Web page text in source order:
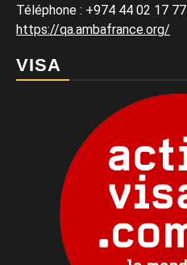
Téléphone : +974 44 02 17 77
https://qa.ambafrance.org/
VISA